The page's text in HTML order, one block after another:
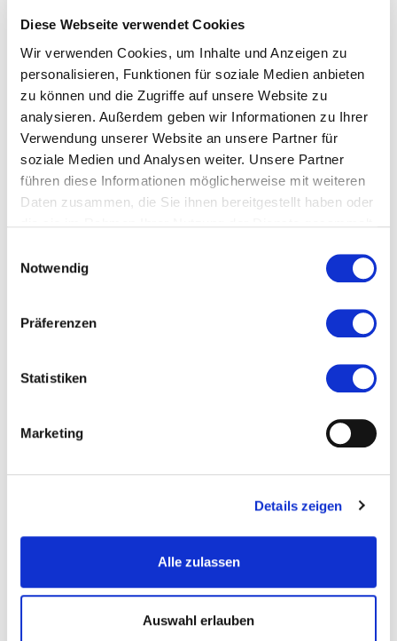
Diese Webseite verwendet Cookies
Wir verwenden Cookies, um Inhalte und Anzeigen zu
personalisieren, Funktionen für soziale Medien anbieten
zu können und die Zugriffe auf unsere Website zu
analysieren. Außerdem geben wir Informationen zu Ihrer
Verwendung unserer Website an unsere Partner für
soziale Medien und Analysen weiter. Unsere Partner
führen diese Informationen möglicherweise mit weiteren
Daten zusammen, die Sie ihnen bereitgestellt haben oder
Notwendig
Präferenzen
Statistiken
Marketing
Details zeigen
Alle zulassen
Auswahl erlauben
Veranstaltet von